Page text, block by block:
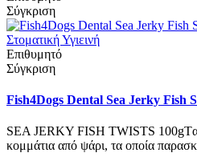
Σύγκριση
Επιθυμητό
Σύγκριση
Fish4Dogs Dental Sea Jerky Fish
SEA JERKY FISH TWISTS 100gTα
κομμάτια από ψάρι, τα οποία